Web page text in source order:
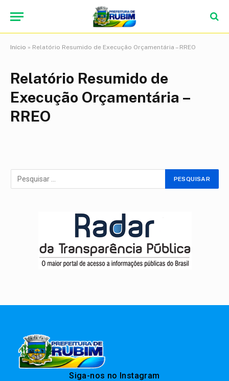
Início » Relatório Resumido de Execução Orçamentária – RREO
Relatório Resumido de
Execução Orçamentária –
RREO
Siga-nos no Instagram